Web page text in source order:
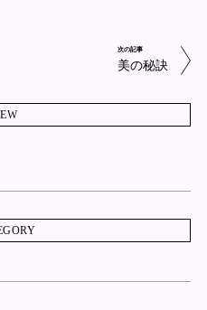
次の記事
美の秘訣